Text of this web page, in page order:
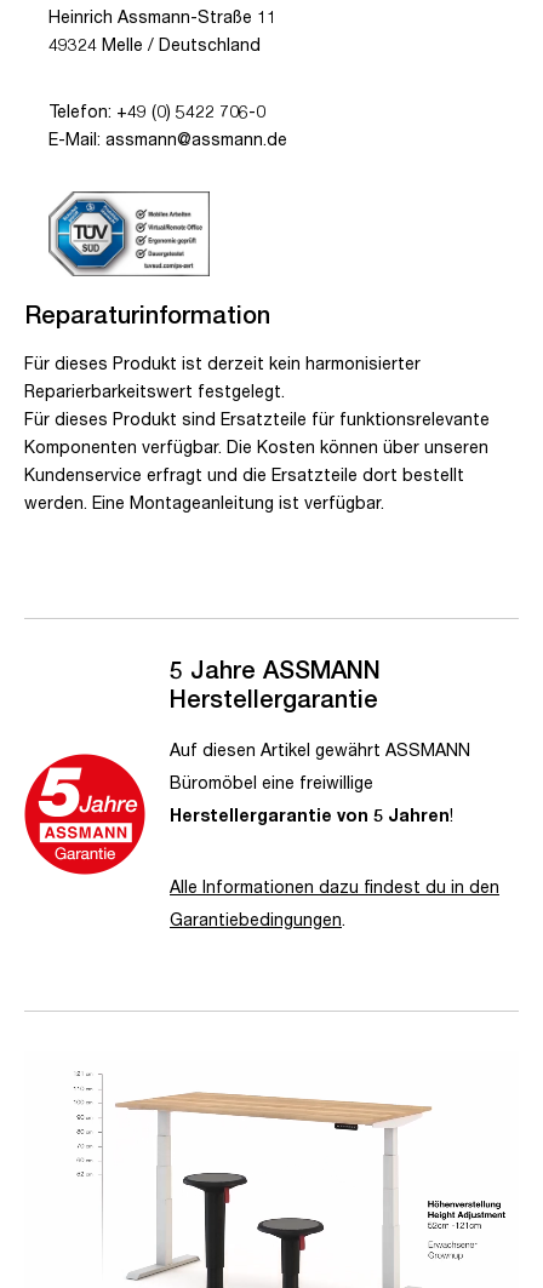
Heinrich Assmann-Straße 11
49324 Melle / Deutschland
Telefon: +49 (0) 5422 706-0
E-Mail: assmann@assmann.de
Reparaturinformation
Für dieses Produkt ist derzeit kein harmonisierter
Reparierbarkeitswert festgelegt.
Für dieses Produkt sind Ersatzteile für funktionsrelevante
Komponenten verfügbar. Die Kosten können über unseren
Kundenservice erfragt und die Ersatzteile dort bestellt
werden. Eine Montageanleitung ist verfügbar.
5 Jahre ASSMANN
Herstellergarantie
Auf diesen Artikel gewährt ASSMANN
Büromöbel eine freiwillige
Herstellergarantie von 5 Jahren!
Alle Informationen dazu findest du in den
Garantiebedingungen.